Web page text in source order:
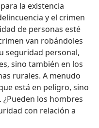
la existencia
y el crimen
de personas esté
van robándoles
seguridad personal,
sino también en los
rurales. A menudo
está en peligro, sino
los hombres
con relación a